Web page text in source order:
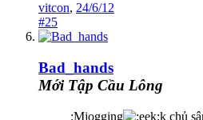
vitcon, 24/6/12
#25
Bad_hands
Mới Tập Cầu Lông
:Mjogging
k chủ